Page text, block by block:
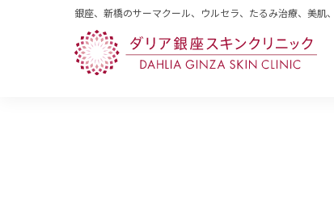
銀座、新橋のサーマクール、ウルセラ、たるみ治療、美肌